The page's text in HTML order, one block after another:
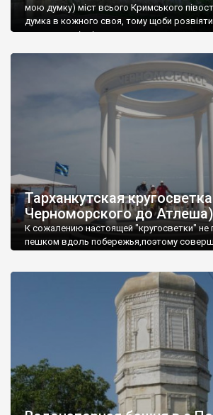
мою думку) міст всього Кримського
думка в кожного своя, тому щоби розвіяти
запрошую відвідати це
Тарханкутская
Черноморского до Атлеша)
К сожалению настоящей "кругосветки" не
пешком вдоль побережья,поэтому